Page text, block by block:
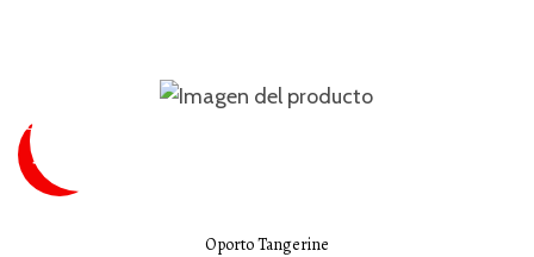
SUPER
-50 %
Oporto Tangerine